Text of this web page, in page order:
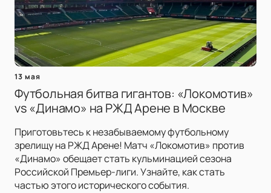
13 мая
Футбольная битва гигантов: «Локомотив»
vs «Динамо» на РЖД Арене в Москве
Приготовьтесь к незабываемому футбольному
зрелищу на РЖД Арене! Матч «Локомотив» против
«Динамо» обещает стать кульминацией сезона
Российской Премьер-лиги. Узнайте, как стать
частью этого исторического события.